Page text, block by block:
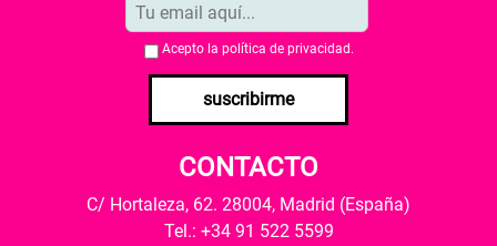
Acepto la política de privacidad .
suscribirme
CONTACTO
C/ Hortaleza, 62. 28004, Madrid (España)
Tel.: +34 91 522 5599